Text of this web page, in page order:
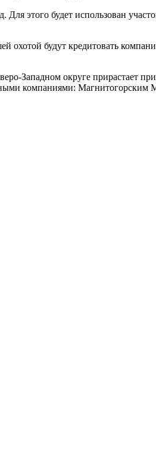
этого будет использован
охотой будут кредитовать
Западном округе прирастает
компаниями: Магнитогорским